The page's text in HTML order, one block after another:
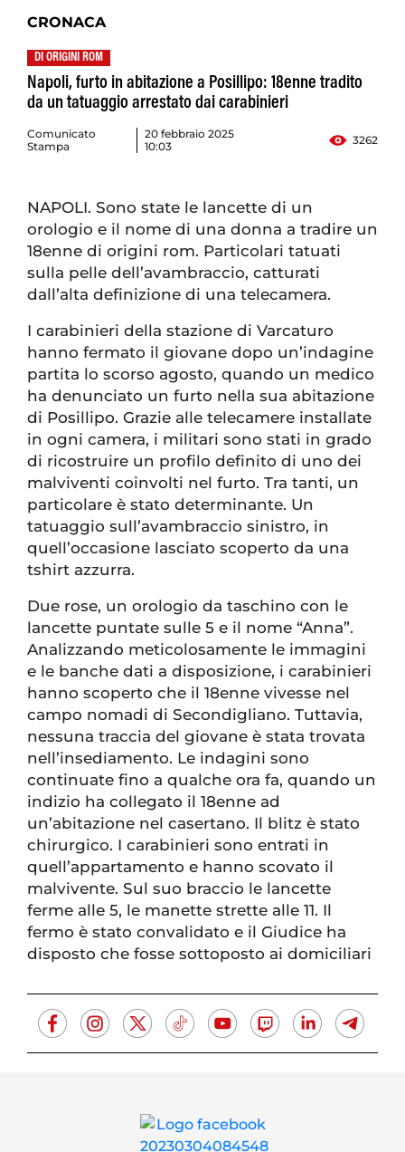
CRONACA
DI ORIGINI ROM
Napoli, furto in abitazione a Posillipo: 18enne tradito
da un tatuaggio arrestato dai carabinieri
Comunicato
Stampa
20 febbraio 2025
10:03
3262
NAPOLI. Sono state le lancette di un
orologio e il nome di una donna a tradire un
18enne di origini rom. Particolari tatuati
sulla pelle dell’avambraccio, catturati
dall’alta definizione di una telecamera.
I carabinieri della stazione di Varcaturo
hanno fermato il giovane dopo un’indagine
partita lo scorso agosto, quando un medico
ha denunciato un furto nella sua abitazione
di Posillipo. Grazie alle telecamere installate
in ogni camera, i militari sono stati in grado
di ricostruire un profilo definito di uno dei
malviventi coinvolti nel furto. Tra tanti, un
particolare è stato determinante. Un
tatuaggio sull’avambraccio sinistro, in
quell’occasione lasciato scoperto da una
tshirt azzurra.
Due rose, un orologio da taschino con le
lancette puntate sulle 5 e il nome “Anna”.
Analizzando meticolosamente le immagini
e le banche dati a disposizione, i carabinieri
hanno scoperto che il 18enne vivesse nel
campo nomadi di Secondigliano. Tuttavia,
nessuna traccia del giovane è stata trovata
nell’insediamento. Le indagini sono
continuate fino a qualche ora fa, quando un
indizio ha collegato il 18enne ad
un’abitazione nel casertano. Il blitz è stato
chirurgico. I carabinieri sono entrati in
quell’appartamento e hanno scovato il
malvivente. Sul suo braccio le lancette
ferme alle 5, le manette strette alle 11. Il
fermo è stato convalidato e il Giudice ha
disposto che fosse sottoposto ai domiciliari